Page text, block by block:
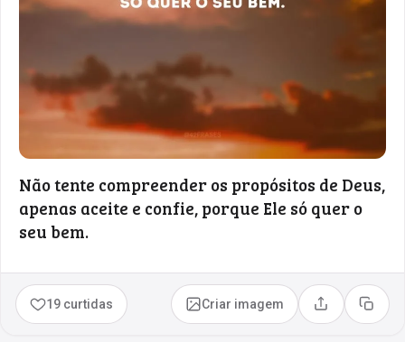
Não tente compreender os propósitos de Deus,
apenas aceite e confie, porque Ele só quer o
seu bem.
19 curtidas Criar imagem Compartilhar
Copiar